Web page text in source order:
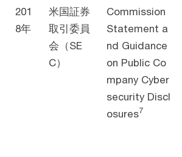
201
8年
米国証券
取引委員
会（SE
C）
Commission
Statement a
nd Guidance
on Public Co
mpany Cyber
security Discl
osures7